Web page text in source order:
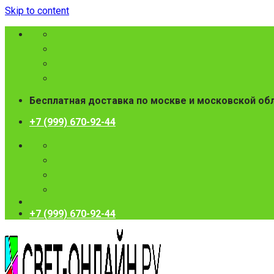
Skip to content
Бесплатная доставка по москве и московской
+7 (999) 670-92-44
+7 (999) 670-92-44